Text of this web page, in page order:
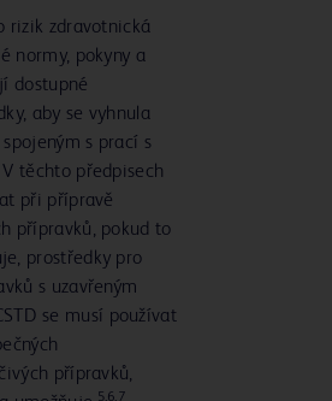
rizik zdravotnická
normy, pokyny a
dostupné
aby se vyhnula
s prací s
těchto předpisech
při přípravě
přípravků, pokud to
prostředky pro
s uzavřeným
se musí používat
přípravků,
5,6,7